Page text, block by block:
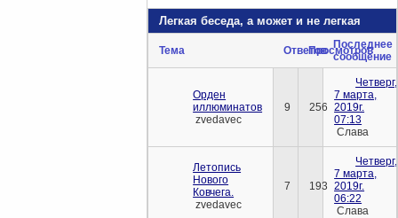
Легкая беседа, а может и не легкая
Тема ОтветовПросмотров
Последнее
сообщение
Орден
иллюминатов
zvedavec
9 256
Четверг,
7 марта,
2019г.
07:13
Слава
Летопись
Нового
Ковчега.
zvedavec
7 193
Четверг,
7 марта,
2019г.
06:22
Слава